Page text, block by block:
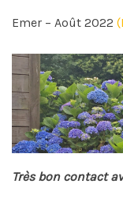
Emer – Août 2022
Très bon contact